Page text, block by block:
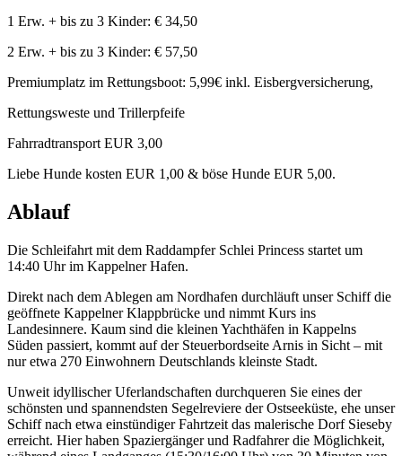
1 Erw. + bis zu 3 Kinder: € 34,50
2 Erw. + bis zu 3 Kinder: € 57,50
Premiumplatz im Rettungsboot: 5,99€ inkl. Eisbergversicherung,
Rettungsweste und Trillerpfeife
Fahrradtransport EUR 3,00
Liebe Hunde kosten EUR 1,00 & böse Hunde EUR 5,00.
Ablauf
Die Schleifahrt mit dem Raddampfer Schlei Princess startet um
14:40 Uhr im Kappelner Hafen.
Direkt nach dem Ablegen am Nordhafen durchläuft unser Schiff die
geöffnete Kappelner Klappbrücke und nimmt Kurs ins
Landesinnere. Kaum sind die kleinen Yachthäfen in Kappelns
Süden passiert, kommt auf der Steuerbordseite Arnis in Sicht – mit
nur etwa 270 Einwohnern Deutschlands kleinste Stadt.
Unweit idyllischer Uferlandschaften durchqueren Sie eines der
schönsten und spannendsten Segelreviere der Ostseeküste, ehe unser
Schiff nach etwa einstündiger Fahrtzeit das malerische Dorf Sieseby
erreicht. Hier haben Spaziergänger und Radfahrer die Möglichkeit,